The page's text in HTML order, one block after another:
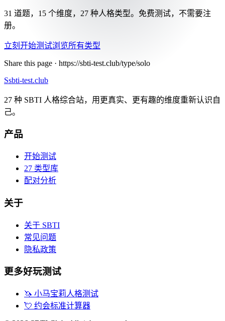
31 道题，15 个维度，27 种人格类型。免费测试，不需要注
册。
立刻开始测试浏览所有类型
Share this page · https://sbti-test.club/type/solo
Ssbti-test.club
27 种 SBTI 人格综合站，用更真实、更有趣的维度重新认识自
己。
产品
开始测试
27 类型库
配对分析
关于
关于 SBTI
常见问题
隐私政策
更多好玩测试
🦄 小马宝莉人格测试
💘 约会标准计算器